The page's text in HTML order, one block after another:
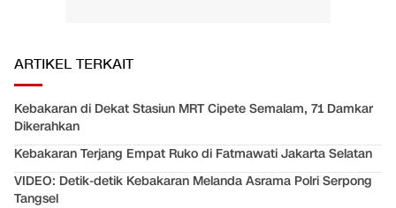
ARTIKEL TERKAIT
Kebakaran di Dekat Stasiun MRT Cipete Semalam, 71 Damkar
Dikerahkan
Kebakaran Terjang Empat Ruko di Fatmawati Jakarta Selatan
VIDEO: Detik-detik Kebakaran Melanda Asrama Polri Serpong
Tangsel